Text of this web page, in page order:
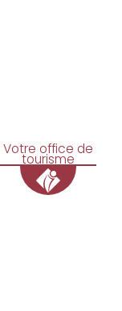
Votre office de
tourisme